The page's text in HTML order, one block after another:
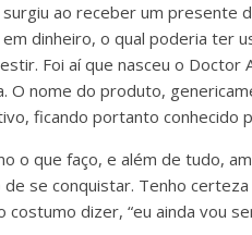
surgiu ao receber um presente
dinheiro, o qual poderia ter
Foi aí que nasceu o
O nome do produto,
ficando portanto conhecido
o que faço, e além de tudo,
se conquistar. Tenho
costumo dizer, “eu ainda vou